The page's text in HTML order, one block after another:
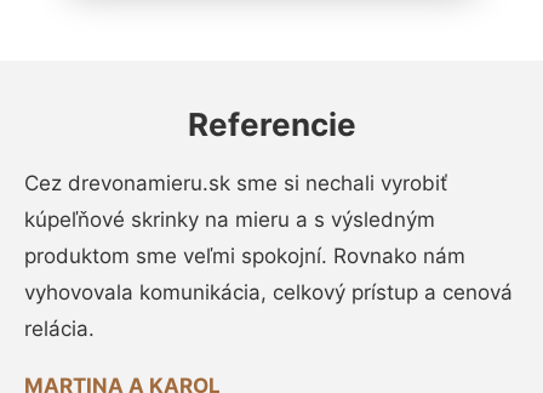
Referencie
Cez drevonamieru.sk sme si nechali vyrobiť
kúpeľňové skrinky na mieru a s výsledným
produktom sme veľmi spokojní. Rovnako nám
vyhovovala komunikácia, celkový prístup a cenová
relácia.
MARTINA A KAROL